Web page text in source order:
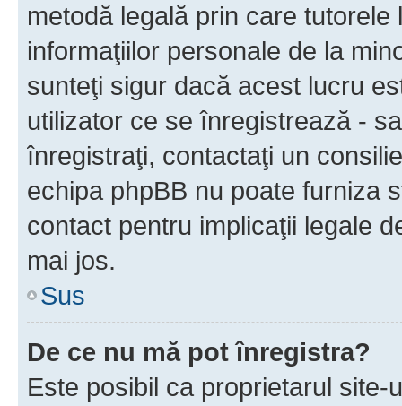
metodă legală prin care
informaţiilor personale de la
sunteţi sigur dacă acest lucru
utilizator ce se înregistrează -
înregistraţi, contactaţi un
echipa phpBB nu poate furniza
contact pentru implicaţii legale
mai jos.
Sus
De ce nu mă pot înregistra?
Este posibil ca proprietarul